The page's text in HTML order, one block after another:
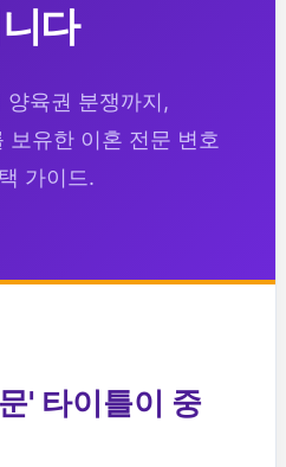
다
양육권 분쟁까지,
보유한 이혼 전문 변호
가이드.
' 타이틀이 중